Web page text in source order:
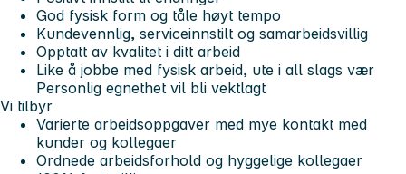
God fysisk form og tåle høyt tempo
Kundevennlig, serviceinnstilt og samarbeidsvillig
Opptatt av kvalitet i ditt arbeid
Like å jobbe med fysisk arbeid, ute i all slags vær
Personlig egnethet vil bli vektlagt
Vi tilbyr
Varierte arbeidsoppgaver med mye kontakt med
kunder og kollegaer
Ordnede arbeidsforhold og hyggelige kollegaer